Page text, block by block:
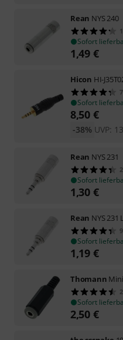
Rean NYS 240
Sofort
1,49 €
Hicon HI-
Sofort
8,50 €
UVP:
-38%
Rean NYS 231
Sofort
1,30 €
Rean NYS 231
Sofort
1,19 €
Thomann
Sofort
2,50 €